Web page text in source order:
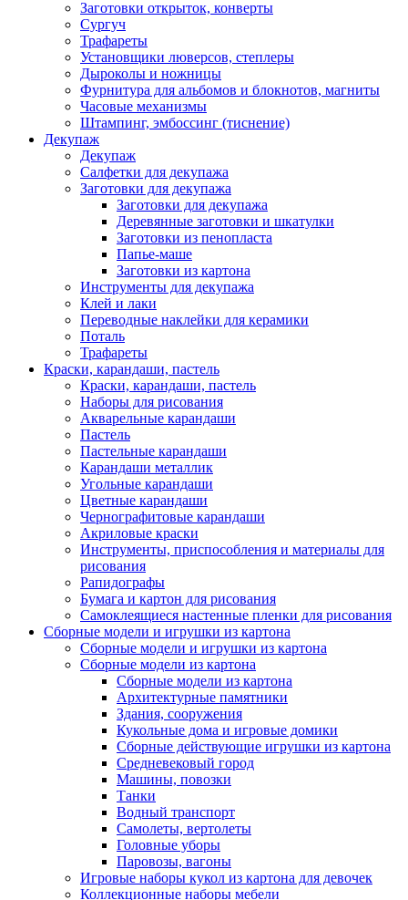
Заготовки открыток, конверты
Сургуч
Трафареты
Установщики люверсов, степлеры
Дыроколы и ножницы
Фурнитура для альбомов и блокнотов, магниты
Часовые механизмы
Штампинг, эмбоссинг (тиснение)
Декупаж
Декупаж
Салфетки для декупажа
Заготовки для декупажа
Заготовки для декупажа
Деревянные заготовки и шкатулки
Заготовки из пенопласта
Папье-маше
Заготовки из картона
Инструменты для декупажа
Клей и лаки
Переводные наклейки для керамики
Поталь
Трафареты
Краски, карандаши, пастель
Краски, карандаши, пастель
Наборы для рисования
Акварельные карандаши
Пастель
Пастельные карандаши
Карандаши металлик
Угольные карандаши
Цветные карандаши
Чернографитовые карандаши
Акриловые краски
Инструменты, приспособления и материалы для
рисования
Рапидографы
Бумага и картон для рисования
Самоклеящиеся настенные пленки для рисования
Сборные модели и игрушки из картона
Сборные модели и игрушки из картона
Сборные модели из картона
Сборные модели из картона
Архитектурные памятники
Здания, сооружения
Кукольные дома и игровые домики
Сборные действующие игрушки из картона
Средневековый город
Машины, повозки
Танки
Водный транспорт
Самолеты, вертолеты
Головные уборы
Паровозы, вагоны
Игровые наборы кукол из картона для девочек
Коллекционные наборы мебели